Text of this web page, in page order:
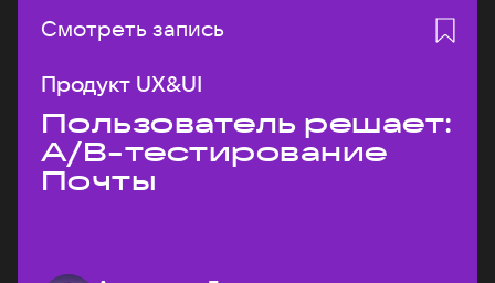
Смотреть запись
Продукт UX&UI
Пользователь решает:
A/B-тестирование
Почты